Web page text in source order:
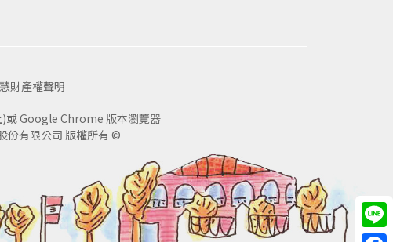
財產權聲明
或 Google Chrome 版本瀏覽器
份有限公司 版權所有 ©